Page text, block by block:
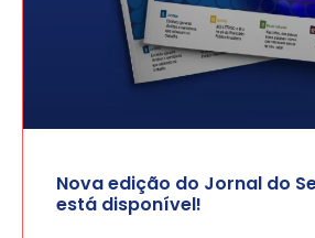
Nova edição do Jornal do
está disponível!